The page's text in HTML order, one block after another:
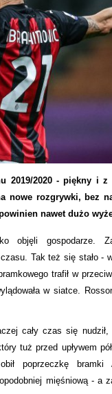
2019/2020 - piękny i z
nowe rozgrywki, bez
nawet dużo
objęli gospodarze.
Tak też się stało -
trafił w
w siatce.
cały czas się
tuż przed upływem
poprzeczkę bramki
mięśniową - a